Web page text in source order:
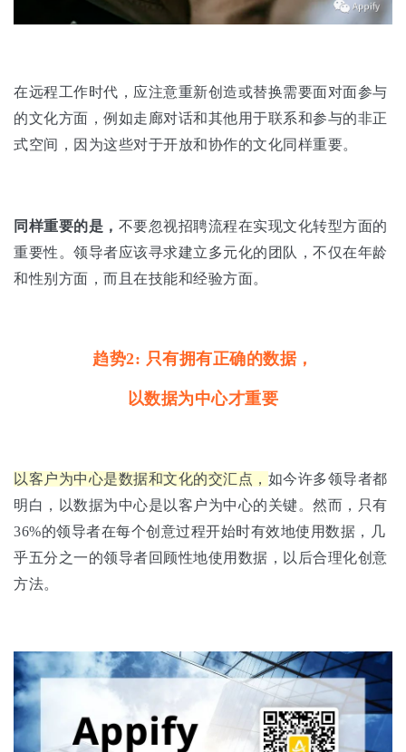
在远程工作时代，应注意重新创造或替换需要面对面参与
的文化方面，例如走廊对话和其他用于联系和参与的非正
式空间，因为这些对于开放和协作的文化同样重要。
同样重要的是， 不要忽视招聘流程在实现文化转型方面的
重要性。领导者应该寻求建立多元化的团队，不仅在年龄
和性别方面，而且在技能和经验方面。
趋势2: 只有拥有正确的数据，
以数据为中心才重要
以客户为中心是数据和文化的交汇点， 如今许多领导者都
明白，以数据为中心是以客户为中心的关键。然而，只有
36%的领导者在每个创意过程开始时有效地使用数据，几
乎五分之一的领导者回顾性地使用数据，以后合理化创意
方法。